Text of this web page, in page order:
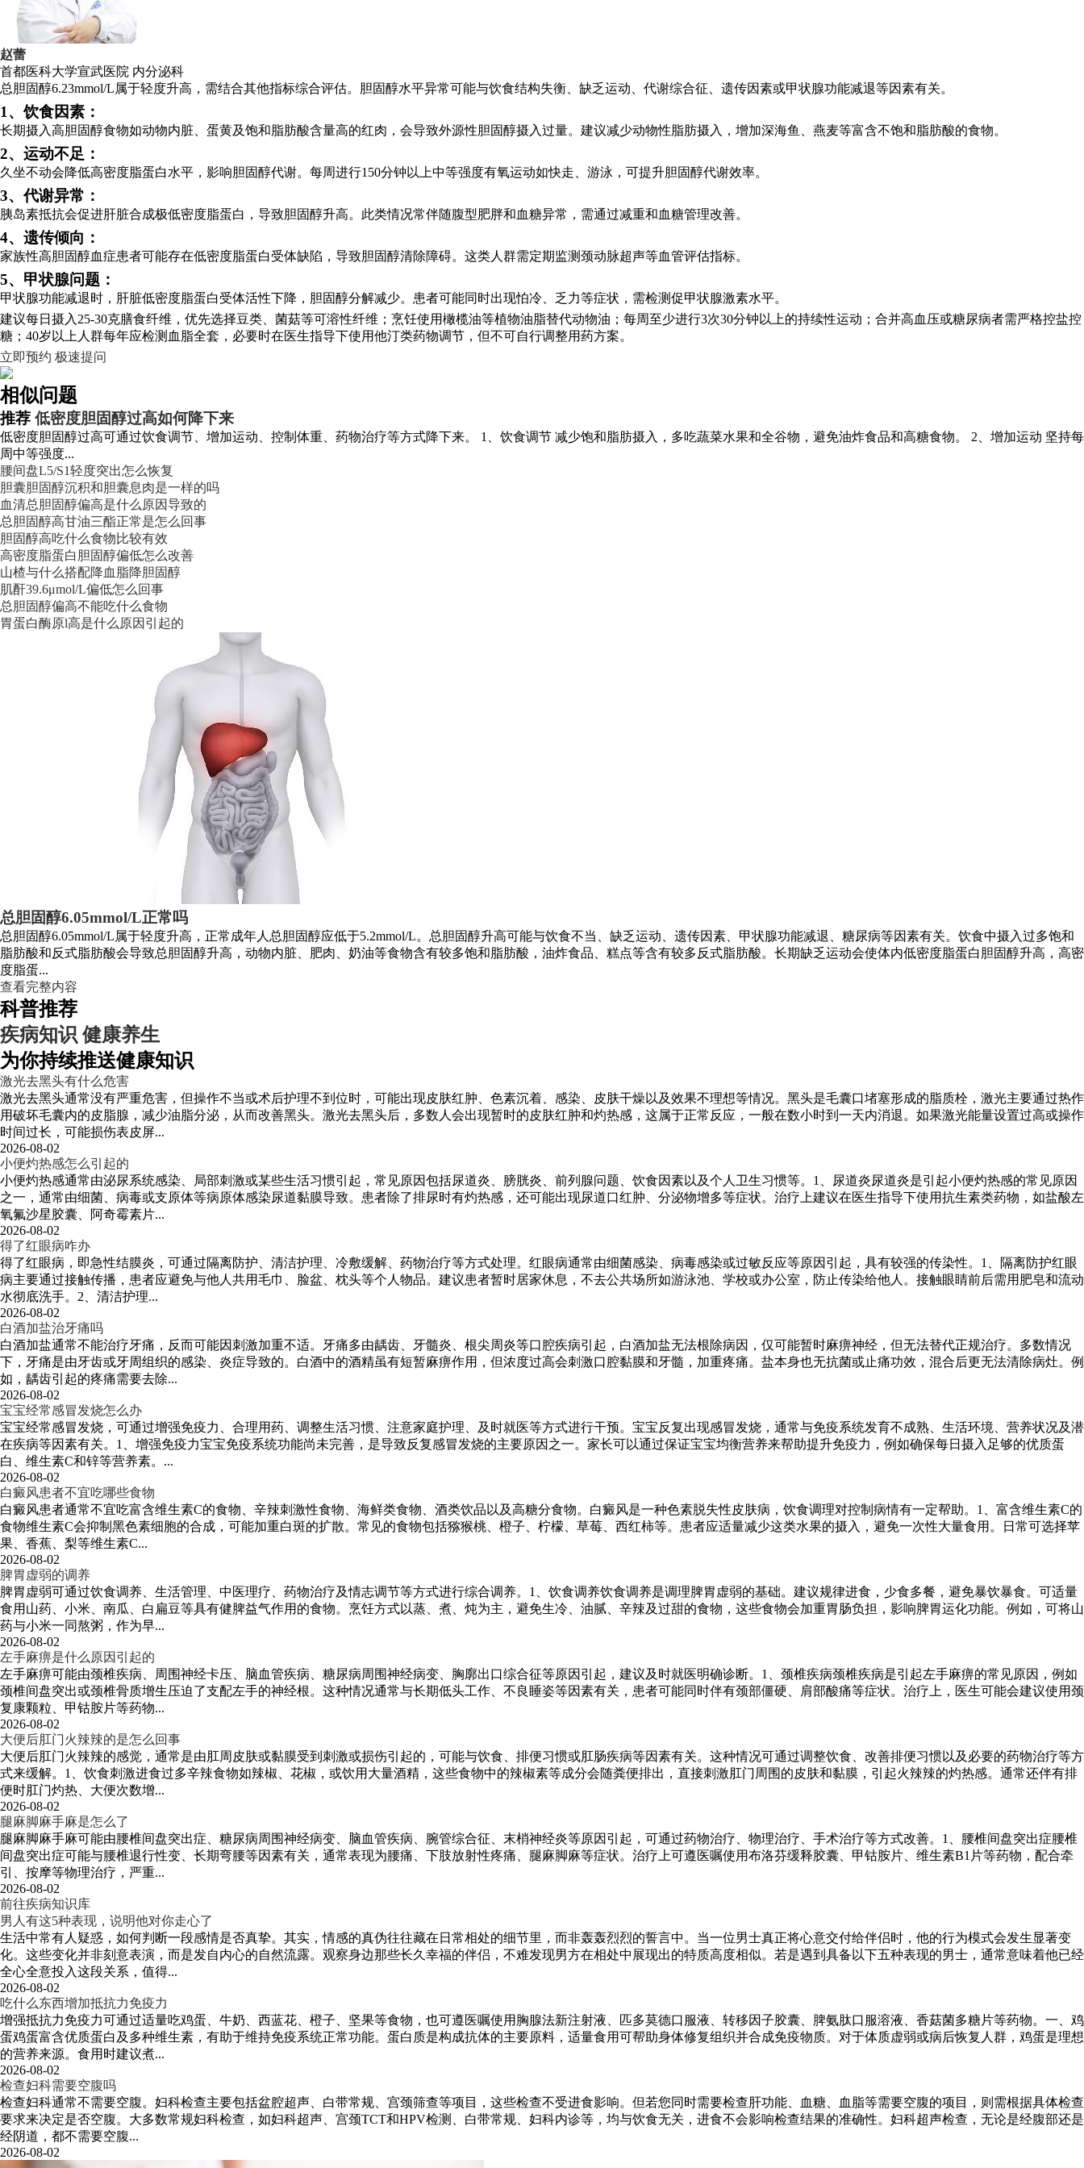
赵蕾
首都医科大学宣武医院 内分泌科
总胆固醇6.23mmol/L属于轻度升高，需结合其他指标综合评估。胆固醇水平异常可能与饮食结构失衡、缺乏运动、代谢综合征、遗传因素或甲状腺功能减退等因素有关。
1、饮食因素：
长期摄入高胆固醇食物如动物内脏、蛋黄及饱和脂肪酸含量高的红肉，会导致外源性胆固醇摄入过量。建议减少动物性脂肪摄入，增加深海鱼、燕麦等富含不饱和脂肪酸的食物。
2、运动不足：
久坐不动会降低高密度脂蛋白水平，影响胆固醇代谢。每周进行150分钟以上中等强度有氧运动如快走、游泳，可提升胆固醇代谢效率。
3、代谢异常：
胰岛素抵抗会促进肝脏合成极低密度脂蛋白，导致胆固醇升高。此类情况常伴随腹型肥胖和血糖异常，需通过减重和血糖管理改善。
4、遗传倾向：
家族性高胆固醇血症患者可能存在低密度脂蛋白受体缺陷，导致胆固醇清除障碍。这类人群需定期监测颈动脉超声等血管评估指标。
5、甲状腺问题：
甲状腺功能减退时，肝脏低密度脂蛋白受体活性下降，胆固醇分解减少。患者可能同时出现怕冷、乏力等症状，需检测促甲状腺激素水平。
建议每日摄入25-30克膳食纤维，优先选择豆类、菌菇等可溶性纤维；烹饪使用橄榄油等植物油脂替代动物油；每周至少进行3次30分钟以上的持续性运动；合并高血压或糖尿病者需严格控盐控
糖；40岁以上人群每年应检测血脂全套，必要时在医生指导下使用他汀类药物调节，但不可自行调整用药方案。
立即预约 极速提问
相似问题
推荐 低密度胆固醇过高如何降下来
低密度胆固醇过高可通过饮食调节、增加运动、控制体重、药物治疗等方式降下来。 1、饮食调节 减少饱和脂肪摄入，多吃蔬菜水果和全谷物，避免油炸食品和高糖食物。 2、增加运动 坚持每
周中等强度...
腰间盘L5/S1轻度突出怎么恢复
胆囊胆固醇沉积和胆囊息肉是一样的吗
血清总胆固醇偏高是什么原因导致的
总胆固醇高甘油三酯正常是怎么回事
胆固醇高吃什么食物比较有效
高密度脂蛋白胆固醇偏低怎么改善
山楂与什么搭配降血脂降胆固醇
肌酐39.6μmol/L偏低怎么回事
总胆固醇偏高不能吃什么食物
胃蛋白酶原l高是什么原因引起的
总胆固醇6.05mmol/L正常吗
总胆固醇6.05mmol/L属于轻度升高，正常成年人总胆固醇应低于5.2mmol/L。总胆固醇升高可能与饮食不当、缺乏运动、遗传因素、甲状腺功能减退、糖尿病等因素有关。饮食中摄入过多饱和
脂肪酸和反式脂肪酸会导致总胆固醇升高，动物内脏、肥肉、奶油等食物含有较多饱和脂肪酸，油炸食品、糕点等含有较多反式脂肪酸。长期缺乏运动会使体内低密度脂蛋白胆固醇升高，高密
度脂蛋...
查看完整内容
科普推荐
疾病知识 健康养生
为你持续推送健康知识
激光去黑头有什么危害
激光去黑头通常没有严重危害，但操作不当或术后护理不到位时，可能出现皮肤红肿、色素沉着、感染、皮肤干燥以及效果不理想等情况。黑头是毛囊口堵塞形成的脂质栓，激光主要通过热作
用破坏毛囊内的皮脂腺，减少油脂分泌，从而改善黑头。激光去黑头后，多数人会出现暂时的皮肤红肿和灼热感，这属于正常反应，一般在数小时到一天内消退。如果激光能量设置过高或操作
时间过长，可能损伤表皮屏...
2026-08-02
小便灼热感怎么引起的
小便灼热感通常由泌尿系统感染、局部刺激或某些生活习惯引起，常见原因包括尿道炎、膀胱炎、前列腺问题、饮食因素以及个人卫生习惯等。1、尿道炎尿道炎是引起小便灼热感的常见原因
之一，通常由细菌、病毒或支原体等病原体感染尿道黏膜导致。患者除了排尿时有灼热感，还可能出现尿道口红肿、分泌物增多等症状。治疗上建议在医生指导下使用抗生素类药物，如盐酸左
氧氟沙星胶囊、阿奇霉素片...
2026-08-02
得了红眼病咋办
得了红眼病，即急性结膜炎，可通过隔离防护、清洁护理、冷敷缓解、药物治疗等方式处理。红眼病通常由细菌感染、病毒感染或过敏反应等原因引起，具有较强的传染性。1、隔离防护红眼
病主要通过接触传播，患者应避免与他人共用毛巾、脸盆、枕头等个人物品。建议患者暂时居家休息，不去公共场所如游泳池、学校或办公室，防止传染给他人。接触眼睛前后需用肥皂和流动
水彻底洗手。2、清洁护理...
2026-08-02
白酒加盐治牙痛吗
白酒加盐通常不能治疗牙痛，反而可能因刺激加重不适。牙痛多由龋齿、牙髓炎、根尖周炎等口腔疾病引起，白酒加盐无法根除病因，仅可能暂时麻痹神经，但无法替代正规治疗。多数情况
下，牙痛是由牙齿或牙周组织的感染、炎症导致的。白酒中的酒精虽有短暂麻痹作用，但浓度过高会刺激口腔黏膜和牙髓，加重疼痛。盐本身也无抗菌或止痛功效，混合后更无法清除病灶。例
如，龋齿引起的疼痛需要去除...
2026-08-02
宝宝经常感冒发烧怎么办
宝宝经常感冒发烧，可通过增强免疫力、合理用药、调整生活习惯、注意家庭护理、及时就医等方式进行干预。宝宝反复出现感冒发烧，通常与免疫系统发育不成熟、生活环境、营养状况及潜
在疾病等因素有关。1、增强免疫力宝宝免疫系统功能尚未完善，是导致反复感冒发烧的主要原因之一。家长可以通过保证宝宝均衡营养来帮助提升免疫力，例如确保每日摄入足够的优质蛋
白、维生素C和锌等营养素。...
2026-08-02
白癜风患者不宜吃哪些食物
白癜风患者通常不宜吃富含维生素C的食物、辛辣刺激性食物、海鲜类食物、酒类饮品以及高糖分食物。白癜风是一种色素脱失性皮肤病，饮食调理对控制病情有一定帮助。1、富含维生素C的
食物维生素C会抑制黑色素细胞的合成，可能加重白斑的扩散。常见的食物包括猕猴桃、橙子、柠檬、草莓、西红柿等。患者应适量减少这类水果的摄入，避免一次性大量食用。日常可选择苹
果、香蕉、梨等维生素C...
2026-08-02
脾胃虚弱的调养
脾胃虚弱可通过饮食调养、生活管理、中医理疗、药物治疗及情志调节等方式进行综合调养。1、饮食调养饮食调养是调理脾胃虚弱的基础。建议规律进食，少食多餐，避免暴饮暴食。可适量
食用山药、小米、南瓜、白扁豆等具有健脾益气作用的食物。烹饪方式以蒸、煮、炖为主，避免生冷、油腻、辛辣及过甜的食物，这些食物会加重胃肠负担，影响脾胃运化功能。例如，可将山
药与小米一同熬粥，作为早...
2026-08-02
左手麻痹是什么原因引起的
左手麻痹可能由颈椎疾病、周围神经卡压、脑血管疾病、糖尿病周围神经病变、胸廓出口综合征等原因引起，建议及时就医明确诊断。1、颈椎疾病颈椎疾病是引起左手麻痹的常见原因，例如
颈椎间盘突出或颈椎骨质增生压迫了支配左手的神经根。这种情况通常与长期低头工作、不良睡姿等因素有关，患者可能同时伴有颈部僵硬、肩部酸痛等症状。治疗上，医生可能会建议使用颈
复康颗粒、甲钴胺片等药物...
2026-08-02
大便后肛门火辣辣的是怎么回事
大便后肛门火辣辣的感觉，通常是由肛周皮肤或黏膜受到刺激或损伤引起的，可能与饮食、排便习惯或肛肠疾病等因素有关。这种情况可通过调整饮食、改善排便习惯以及必要的药物治疗等方
式来缓解。1、饮食刺激进食过多辛辣食物如辣椒、花椒，或饮用大量酒精，这些食物中的辣椒素等成分会随粪便排出，直接刺激肛门周围的皮肤和黏膜，引起火辣辣的灼热感。通常还伴有排
便时肛门灼热、大便次数增...
2026-08-02
腿麻脚麻手麻是怎么了
腿麻脚麻手麻可能由腰椎间盘突出症、糖尿病周围神经病变、脑血管疾病、腕管综合征、末梢神经炎等原因引起，可通过药物治疗、物理治疗、手术治疗等方式改善。1、腰椎间盘突出症腰椎
间盘突出症可能与腰椎退行性变、长期弯腰等因素有关，通常表现为腰痛、下肢放射性疼痛、腿麻脚麻等症状。治疗上可遵医嘱使用布洛芬缓释胶囊、甲钴胺片、维生素B1片等药物，配合牵
引、按摩等物理治疗，严重...
2026-08-02
前往疾病知识库
男人有这5种表现，说明他对你走心了
生活中常有人疑惑，如何判断一段感情是否真挚。其实，情感的真伪往往藏在日常相处的细节里，而非轰轰烈烈的誓言中。当一位男士真正将心意交付给伴侣时，他的行为模式会发生显著变
化。这些变化并非刻意表演，而是发自内心的自然流露。观察身边那些长久幸福的伴侣，不难发现男方在相处中展现出的特质高度相似。若是遇到具备以下五种表现的男士，通常意味着他已经
全心全意投入这段关系，值得...
2026-08-02
吃什么东西增加抵抗力免疫力
增强抵抗力免疫力可通过适量吃鸡蛋、牛奶、西蓝花、橙子、坚果等食物，也可遵医嘱使用胸腺法新注射液、匹多莫德口服液、转移因子胶囊、脾氨肽口服溶液、香菇菌多糖片等药物。一、鸡
蛋鸡蛋富含优质蛋白及多种维生素，有助于维持免疫系统正常功能。蛋白质是构成抗体的主要原料，适量食用可帮助身体修复组织并合成免疫物质。对于体质虚弱或病后恢复人群，鸡蛋是理想
的营养来源。食用时建议煮...
2026-08-02
检查妇科需要空腹吗
检查妇科通常不需要空腹。妇科检查主要包括盆腔超声、白带常规、宫颈筛查等项目，这些检查不受进食影响。但若您同时需要检查肝功能、血糖、血脂等需要空腹的项目，则需根据具体检查
要求来决定是否空腹。大多数常规妇科检查，如妇科超声、宫颈TCT和HPV检测、白带常规、妇科内诊等，均与饮食无关，进食不会影响检查结果的准确性。妇科超声检查，无论是经腹部还是
经阴道，都不需要空腹...
2026-08-02